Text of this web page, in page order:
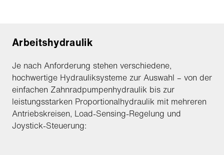
Arbeitshydraulik
Je nach Anforderung stehen verschiedene,
hochwertige Hydrauliksysteme zur Auswahl – von der
einfachen Zahnradpumpenhydraulik bis zur
leistungsstarken Proportionalhydraulik mit mehreren
Antriebskreisen, Load-Sensing-Regelung und
Joystick-Steuerung: